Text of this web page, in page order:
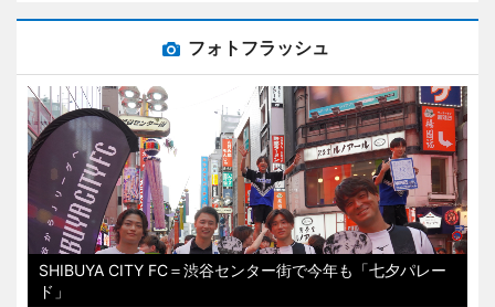
フォトフラッシュ
SHIBUYA CITY FC＝渋谷センター街で今年も「七夕パレー
ド」